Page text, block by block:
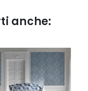
anche: